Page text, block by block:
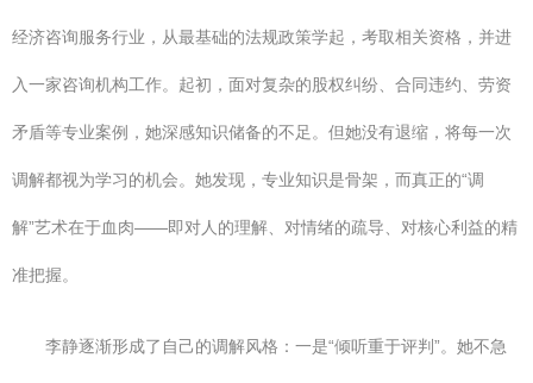
经济咨询服务行业，从最基础的法规政策学起，考取相关资格，并进
入一家咨询机构工作。起初，面对复杂的股权纠纷、合同违约、劳资
矛盾等专业案例，她深感知识储备的不足。但她没有退缩，将每一次
调解都视为学习的机会。她发现，专业知识是骨架，而真正的“调
解”艺术在于血肉——即对人的理解、对情绪的疏导、对核心利益的精
准把握。
李静逐渐形成了自己的调解风格：一是“倾听重于评判”。她不急